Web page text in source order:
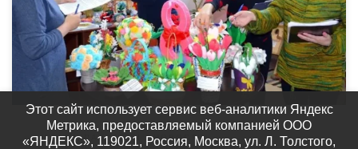
Наряду с традиционными объединениями открывались
новые: «Школа актива» (Антимонова О.А.), […]
МУНИЦИПАЛИТЕТЫ НОВОСТИ
Этот сайт использует сервис веб-аналитики Яндекс
Метрика, предоставляемый компанией ООО
«ЯНДЕКС», 119021, Россия, Москва, ул. Л. Толстого,